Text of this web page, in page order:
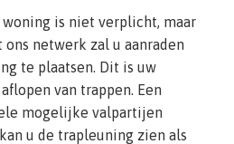
is niet verplicht, maar
netwerk zal u aanraden
te plaatsen. Dit is uw
van trappen. Een
mogelijke valpartijen
u de trapleuning zien als